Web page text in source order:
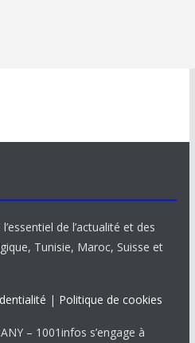
de l’actualité et des
Tunisie, Maroc, Suisse et
| Politique de cookies
– 1001infos s’engage à